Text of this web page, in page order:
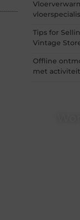
Tips for
Vintage
Offline
met